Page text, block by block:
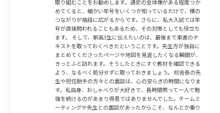
取り組むことをお勧めします。通史の全体像がある程度つか
めてくると、細かい年号をいくつか知っているだけで、横の
つながりが格段に広がるからです。さらに、私大入試では年
号が直接問われることもあるため、その対策としても役立ち
ます。 そして、新高3生に伝えたいのは、最後まで東進のテ
キストを取っておくべきだということです。先生方が独自に
まとめてくださったページや地図を見返したくなる瞬間が、
きっとふと訪れます。そうしたときにすぐ教材を確認できる
よう、なるべく処分せずに取っておきましょう。 校舎長の先
生や担任助手の方々との面談は、心の安らぎの時間になりま
す。私自身、おしゃべりが大好きで、長時間黙って一人で勉
強を続けるのがあまり得意ではありませんでした。チームミ
ーティングや先生との面談があったからこそ、なんとか乗り